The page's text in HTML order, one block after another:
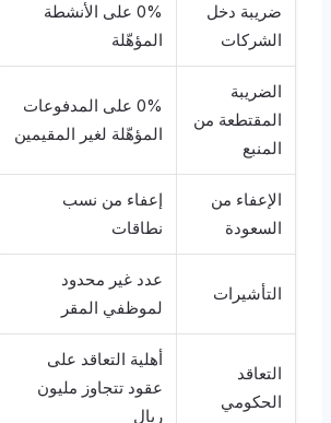
ضريبة دخل
الشركات
0% على الأنشطة
المؤهّلة
الضريبة
المقتطعة من
المنبع
0% على المدفوعات
المؤهّلة لغير المقيمين
الإعفاء من
السعودة
إعفاء من نسب
نطاقات
التأشيرات
عدد غير محدود
لموظفي المقر
التعاقد
الحكومي
أهلية التعاقد على
عقود تتجاوز مليون
ريال